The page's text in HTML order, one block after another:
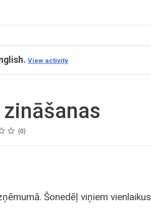
View activity
0
Šonedēļ viņiem vienlaikus